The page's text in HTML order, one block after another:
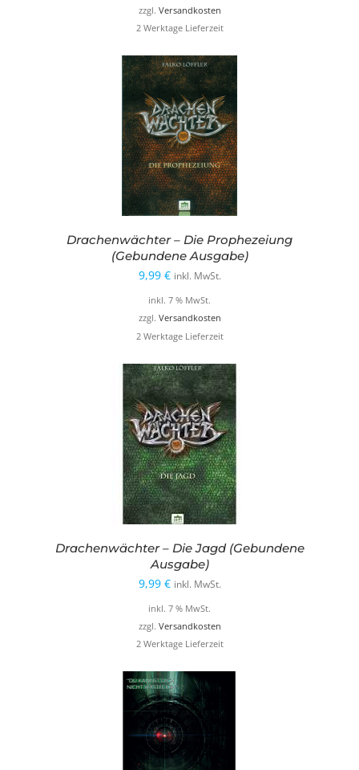
war:
19,98 €
ist:
14,99 €.
zzgl. Versandkosten
2 Werktage Lieferzeit
Drachenwächter – Die Prophezeiung
(Gebundene Ausgabe)
9,99 € inkl. MwSt.
inkl. 7 % MwSt.
zzgl. Versandkosten
2 Werktage Lieferzeit
Drachenwächter – Die Jagd (Gebundene
Ausgabe)
9,99 € inkl. MwSt.
inkl. 7 % MwSt.
zzgl. Versandkosten
2 Werktage Lieferzeit